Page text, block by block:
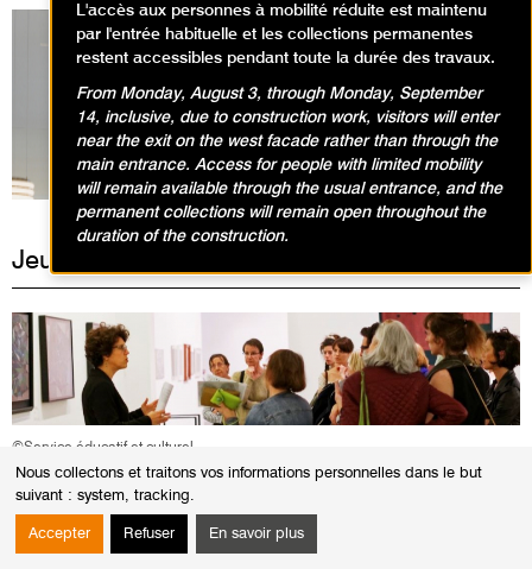
Nous collectons et traitons vos informations personnelles dans le but
suivant : system, tracking.
Accepter Refuser En savoir plus
Expositions en cours
Jeudi 20 novembre 2025
©Service éducatif et culturel
Visites-conférences dans l'exposition Otobong
Nkanga
VISITES / VISITE CONFÉRENCE
L'accès aux personnes à mobilité réduite est maintenu
par l'entrée habituelle et les collections permanentes
restent accessibles pendant toute la durée des travaux.
From Monday, August 3, through Monday, September
14, inclusive, due to construction work, visitors will enter
near the exit on the west facade rather than through the
main entrance. Access for people with limited mobility
will remain available through the usual entrance, and the
permanent collections will remain open throughout the
duration of the construction.